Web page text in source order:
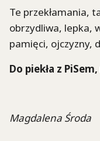
Te przekłamania,
obrzydliwa, lepka,
pamięci, ojczyzny,
Do piekła z
Magdalena Środa